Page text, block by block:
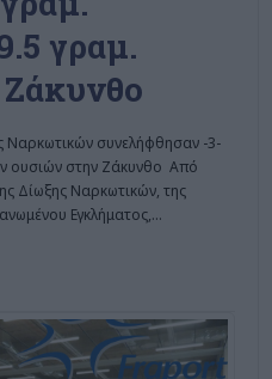
γραμ.
Ναρκωτικών συνελήφθησαν -3-
ουσιών στην Ζάκυνθο Από
Δίωξης Ναρκωτικών, της
Εγκλήματος,…